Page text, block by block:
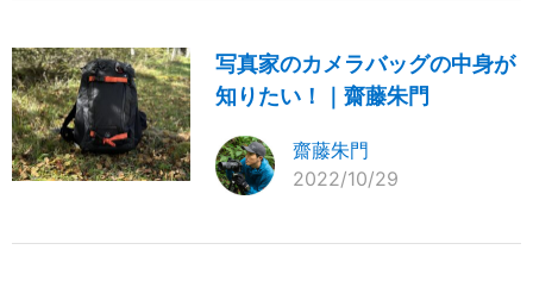
写真家のカメラバッグの中身が
知りたい！｜齋藤朱門
齋藤朱門
2022/10/29